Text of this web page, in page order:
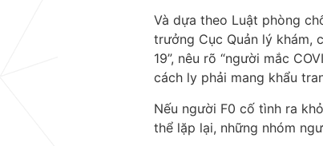
Và dựa theo Luật phòng
trưởng Cục Quản lý khám,
19”, nêu rõ “người mắc
cách ly phải mang khẩu
Nếu người F0 cố tình ra
thể lặp lại, những nhóm